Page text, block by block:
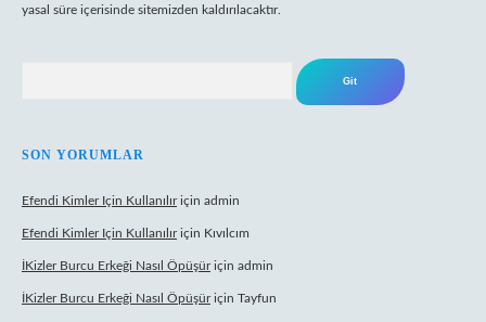
yasal süre içerisinde sitemizden kaldırılacaktır.
SON YORUMLAR
Efendi Kimler Için Kullanılıriçin admin
Efendi Kimler Için Kullanılıriçin Kıvılcım
İKizler Burcu Erkeği Nasıl Öpüşüriçin admin
İKizler Burcu Erkeği Nasıl Öpüşüriçin Tayfun